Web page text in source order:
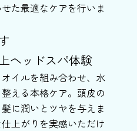
た最適なケアを行いま
ヘッドスパ体験
イルを組み合わせ、水
える本格ケア。頭皮の
に潤いとツヤを与えま
上がりを実感いただけ